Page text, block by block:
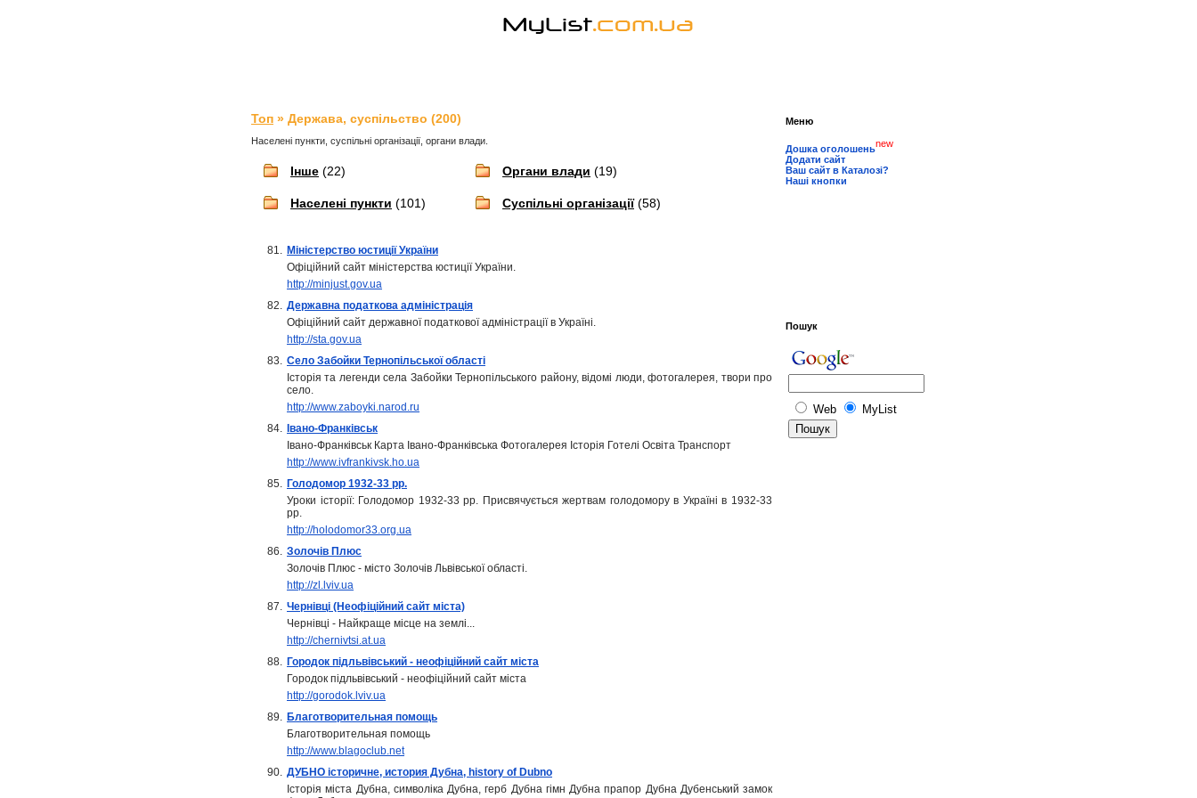
Топ » Держава, суспільство (200)
Населені пункти, суспільні організації, органи влади.
Інше (22) Органи влади (19)
Населені пункти (101) Суспільні організації(58)
81. Міністерство юстиції України
Офіційний сайт міністерства юстиції України.
http://minjust.gov.ua
82. Державна податкова адміністрація
Офіційний сайт державної податкової адміністрації в Україні.
http://sta.gov.ua
83. Село Забойки Тернопільської області
Історія та легенди села Забойки Тернопільського району, відомі люди, фотогалерея, твори про
село.
http://www.zaboyki.narod.ru
84. Івано-Франківськ
Івано-Франківськ Карта Івано-Франківська Фотогалерея Історія Готелі Освіта Транспорт
http://www.ivfrankivsk.ho.ua
85. Голодомор 1932-33 рр.
Уроки історії: Голодомор 1932-33 рр. Присвячується жертвам голодомору в Україні в 1932-33
рр.
http://holodomor33.org.ua
86. Золочів Плюс
Золочів Плюс - місто Золочів Львівської області.
http://zl.lviv.ua
87. Чернівці (Неофіційний сайт міста)
Чернівці - Найкраще місце на землі...
http://chernivtsi.at.ua
88. Городок підльвівський - неофіційний сайт міста
Городок підльвівський - неофіційний сайт міста
http://gorodok.lviv.ua
89. Благотворительная помощь
Благотворительная помощь
http://www.blagoclub.net
90. ДУБНО історичне, история Дубна, history of Dubno
Історія міста Дубна, символіка Дубна, герб Дубна гімн Дубна прапор Дубна Дубенський замок
Меню
Дошка оголошень
new
Додати сайт
Ваш сайт в Каталозі?
Наші кнопки
Пошук
Web MyList